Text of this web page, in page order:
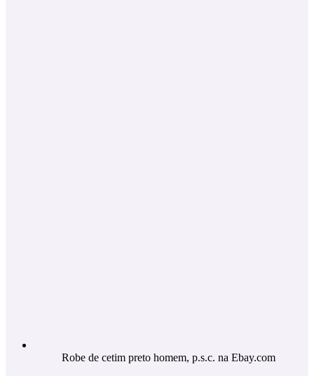
Robe de cetim preto homem, p.s.c. na Ebay.com